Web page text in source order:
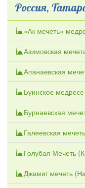
Россия,
«Ак мечеть»
Азимовская
Апанаевская
Буинское медресе
Бурнаевская
Галеевская мечеть
Голубая Мечеть (
Джамиг мечеть (